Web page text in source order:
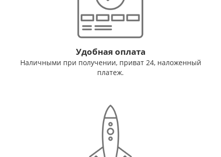
Удобная оплата
Наличными при получении, приват 24, наложенный
платеж.